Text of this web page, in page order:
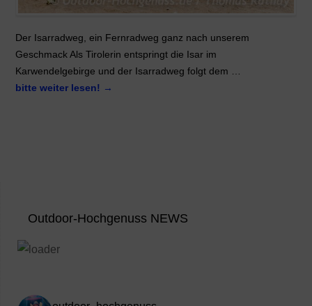
Der Isarradweg, ein Fernradweg ganz nach unserem
Geschmack Als Tirolerin entspringt die Isar im
Karwendelgebirge und der Isarradweg folgt dem …
bitte weiter lesen! →
Outdoor-Hochgenuss NEWS